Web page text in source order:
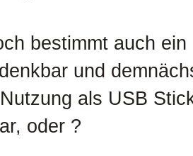
bestimmt auch
und
als USB
oder ?